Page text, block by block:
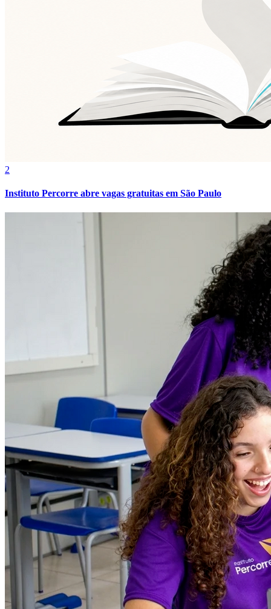
Fortaleza
2
Instituto Percorre abre vagas gratuitas em São Paulo